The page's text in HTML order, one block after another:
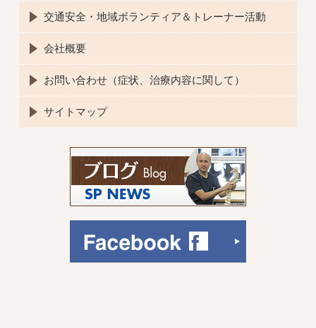
交通安全・地域ボランティア＆トレーナー活動
会社概要
お問い合わせ（症状、治療内容に関して）
サイトマップ